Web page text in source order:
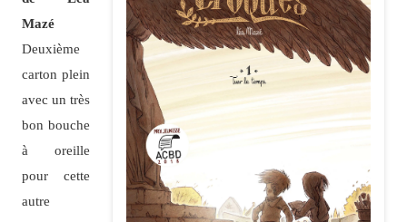
Mazé
Deuxième
carton plein
avec un très
bon bouche
à oreille
pour cette
autre